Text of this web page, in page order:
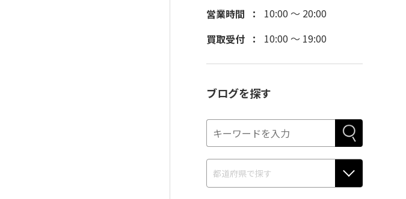
営業時間
10:00 ～ 20:00
買取受付
10:00 ～ 19:00
ブログを探す